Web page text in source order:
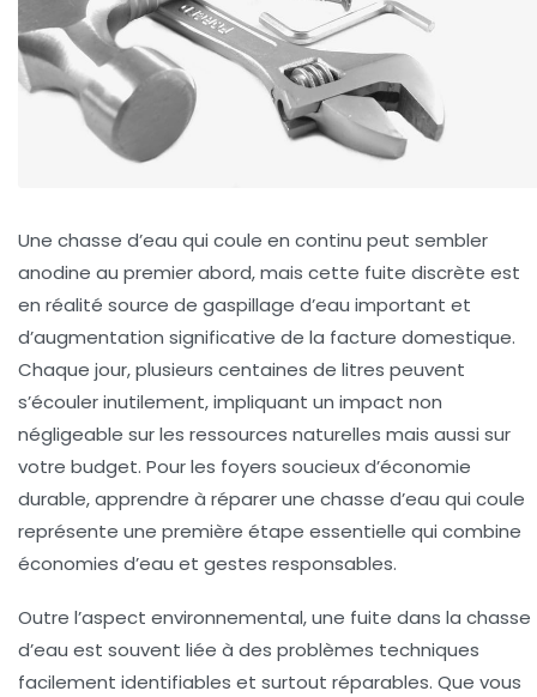
Une chasse d’eau qui coule en continu peut sembler
anodine au premier abord, mais cette fuite discrète est
en réalité source de gaspillage d’eau important et
d’augmentation significative de la facture domestique.
Chaque jour, plusieurs centaines de litres peuvent
s’écouler inutilement, impliquant un impact non
négligeable sur les ressources naturelles mais aussi sur
votre budget. Pour les foyers soucieux d’économie
durable, apprendre à réparer une chasse d’eau qui coule
représente une première étape essentielle qui combine
économies d’eau et gestes responsables.
Outre l’aspect environnemental, une fuite dans la chasse
d’eau est souvent liée à des problèmes techniques
facilement identifiables et surtout réparables. Que vous